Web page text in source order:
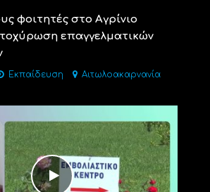
φοιτητές στο Αγρίνιο
επαγγελματικών
Εκπαίδευση Αιτωλοακαρνανία